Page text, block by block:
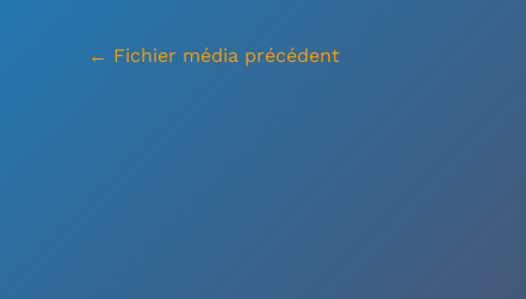
← Fichier média précédent